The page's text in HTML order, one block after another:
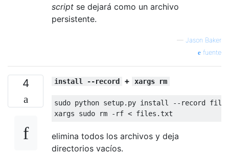
script se dejará como un archivo
persistente.
— Jason Baker
fuente
4 install --record + xargs rm
sudo python setup. py install -- record
xargs sudo rm
- rf < files .txt
elimina todos los archivos y deja
directorios vacíos.